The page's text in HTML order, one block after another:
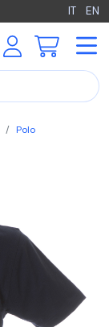
IT EN
Polo